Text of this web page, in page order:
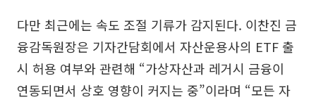
다만 최근에는 속도 조절 기류가 감지된다. 이찬진 금
융감독원장은 기자간담회에서 자산운용사의 ETF 출
시 허용 여부와 관련해 “가상자산과 레거시 금융이
연동되면서 상호 영향이 커지는 중”이라며 “모든 자